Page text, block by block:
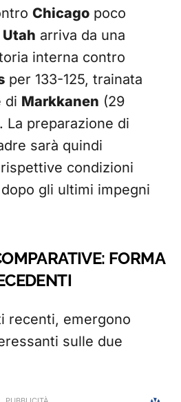
Chicago poco
Utah arriva da una
interna contro
per 133-125, trainata
di Markkanen (29
La preparazione di
sarà quindi
condizioni
gli ultimi impegni
FORMA
recenti, emergono
sulle due